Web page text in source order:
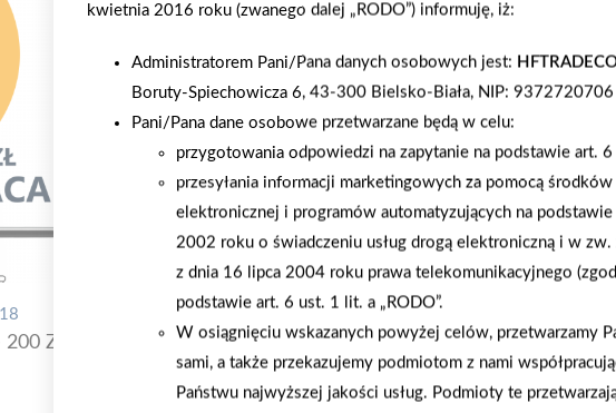
ZŁ WRACA! Maj w ogrodzie
kwietnia 2016 roku (zwanego dalej „RODO”) informuję, iż:
Administratorem Pani/Pana danych osobowych jest:
Boruty-Spiechowicza 6, 43-300 Bielsko-Biała, NIP: 9372720706
Pani/Pana dane osobowe przetwarzane będą w celu:
przygotowania odpowiedzi na zapytanie na podstawie art. 6
przesyłania informacji marketingowych za pomocą
elektronicznej i programów automatyzujących na
2002 roku o świadczeniu usług drogą elektroniczną i w
z dnia 16 lipca 2004 roku prawa telekomunikacyjnego
podstawie art. 6 ust. 1 lit. a „RODO”.
W osiągnięciu wskazanych powyżej celów, przetwarzamy
sami, a także przekazujemy podmiotom z nami
Państwu najwyższej jakości usług. Podmioty te